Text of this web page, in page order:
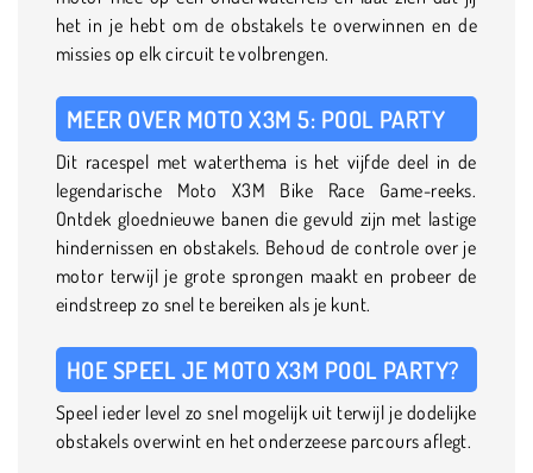
het in je hebt om de obstakels te overwinnen en de
missies op elk circuit te volbrengen.
MEER OVER MOTO X3M 5: POOL PARTY
Dit racespel met waterthema is het vijfde deel in de
legendarische Moto X3M Bike Race Game-reeks.
Ontdek gloednieuwe banen die gevuld zijn met lastige
hindernissen en obstakels. Behoud de controle over je
motor terwijl je grote sprongen maakt en probeer de
eindstreep zo snel te bereiken als je kunt.
HOE SPEEL JE MOTO X3M POOL PARTY?
Speel ieder level zo snel mogelijk uit terwijl je dodelijke
obstakels overwint en het onderzeese parcours aflegt.